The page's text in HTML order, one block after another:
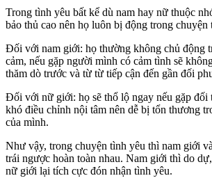
Trong tình yêu bất kể dù nam hay nữ thuộc
bảo thủ cao nên họ luôn bị động trong chuyện
Đối với nam giới: họ thường không chủ động
cảm, nếu gặp người mình có cảm tình sẽ
thăm dò trước và từ từ tiếp cận đến gần đối
Đối với nữ giới: họ sẽ thổ lộ ngay nếu gặp đối
khó điều chỉnh nội tâm nên dễ bị tổn thương
của mình.
Như vậy, trong chuyện tình yêu thì nam giới
trái ngược hoàn toàn nhau. Nam giới thì do
nữ giới lại tích cực đón nhận tình yêu.